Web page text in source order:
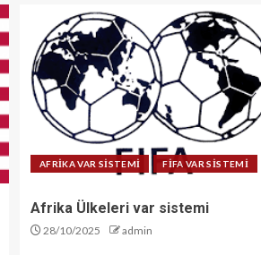
AFRİKA VAR SİSTEMİ FİFA VAR SİSTEMİ
Afrika Ülkeleri var sistemi
28/10/2025 admin